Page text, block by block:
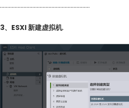
…………………………………………………….
3、ESXI 新建虚拟机.